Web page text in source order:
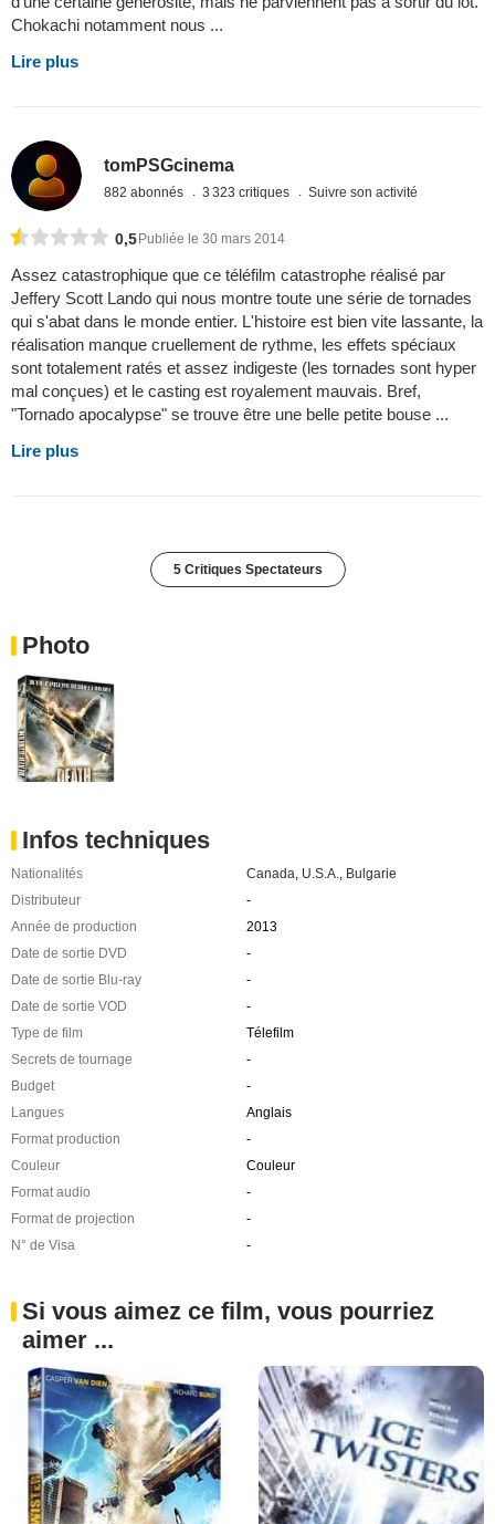
Chokachi notamment nous ...
Lire plus
tomPSGcinema
882 abonnés 3 323 critiques Suivre son activité
0,5 Publiée le 30 mars 2014
Assez catastrophique que ce téléfilm catastrophe réalisé par
Jeffery Scott Lando qui nous montre toute une série de tornades
qui s'abat dans le monde entier. L'histoire est bien vite lassante, la
réalisation manque cruellement de rythme, les effets spéciaux
sont totalement ratés et assez indigeste (les tornades sont hyper
mal conçues) et le casting est royalement mauvais. Bref,
"Tornado apocalypse" se trouve être une belle petite bouse ...
Lire plus
5 Critiques Spectateurs
Photo
Infos techniques
Nationalités Canada U.S.A.
Bulgarie
Distributeur
-
Année de production
2013
Date de sortie DVD
-
Date de sortie Blu-ray
-
Date de sortie VOD
-
Type de film
Télefilm
Secrets de tournage
-
Budget
-
Langues
Anglais
Format production
-
Couleur
Couleur
Format audio
-
Format de projection
-
N° de Visa
-
Si vous aimez ce film, vous pourriez
aimer ...